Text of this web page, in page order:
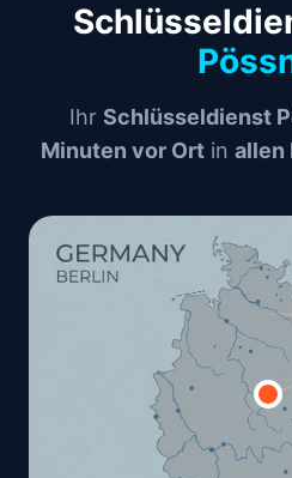
Ihr Schlüsseldienst
Minuten vor Ort in allen